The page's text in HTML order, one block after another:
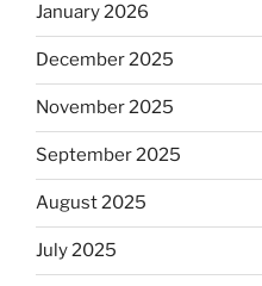
January 2026
December 2025
November 2025
September 2025
August 2025
July 2025